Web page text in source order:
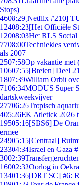
Stops)
4608:29[Netflix #210]
12408:23[Het Officiële
12008:03Het RLS
7708:00Techniekles
als 2007
2507:58Op vakantie met
10607:55[Breien] Deel
1807:39William Orbit
7106:34MODUS Super
dartskweekvijver
27706:26Tropisch
405:26EK Atletiek 2026
19505:16[SBS6] De
ermee
24905:15[Centraal]
23304:34Israel en Gaza
3002:39
16002:32Oorlog in
13401:36[DRT SC] #6: